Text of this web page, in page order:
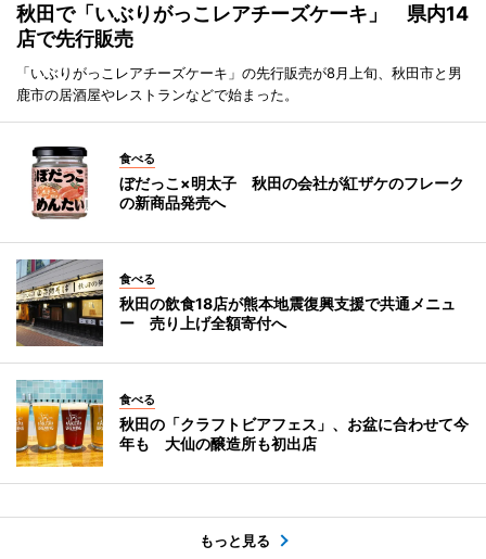
秋田で「いぶりがっこレアチーズケーキ」 県内14
店で先行販売
「いぶりがっこレアチーズケーキ」の先行販売が8月上旬、秋田市と男
鹿市の居酒屋やレストランなどで始まった。
食べる
ぼだっこ×明太子 秋田の会社が紅ザケのフレーク
の新商品発売へ
食べる
秋田の飲食18店が熊本地震復興支援で共通メニュ
ー 売り上げ全額寄付へ
食べる
秋田の「クラフトビアフェス」、お盆に合わせて今
年も 大仙の醸造所も初出店
もっと見る